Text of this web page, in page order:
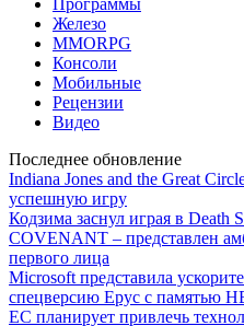
Программы
Железо
MMORPG
Консоли
Мобильные
Рецензии
Видео
Последнее обновление
Indiana Jones and the Great
успешную игру
Кодзима заснул играя в Death
COVENANT – представлен
первого лица
Microsoft представила
спецверсию Epyc с памятью
ЕС планирует привлечь